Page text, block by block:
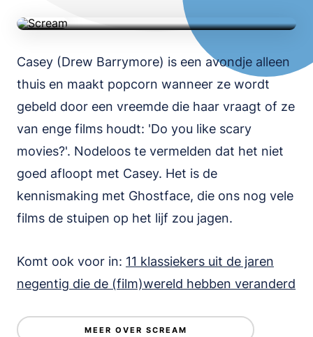
Casey (Drew Barrymore) is een avondje alleen
thuis en maakt popcorn wanneer ze wordt
gebeld door een vreemde die haar vraagt of ze
van enge films houdt: 'Do you like scary
movies?'. Nodeloos te vermelden dat het niet
goed afloopt met Casey. Het is de
kennismaking met Ghostface, die ons nog vele
films de stuipen op het lijf zou jagen.
Komt ook voor in: 11 klassiekers uit de jaren
negentig die de (film)wereld hebben veranderd
MEER OVER SCREAM